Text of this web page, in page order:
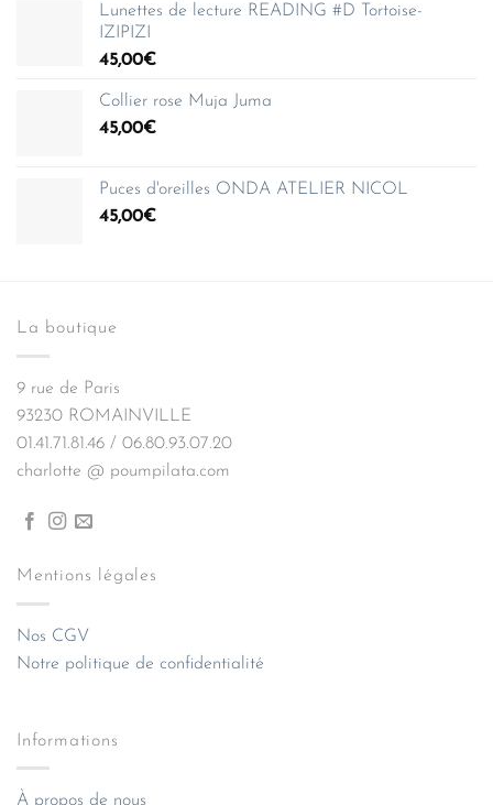
Lunettes de lecture READING #D Tortoise-
IZIPIZI
45,00€
Collier rose Muja Juma
45,00€
Puces d'oreilles ONDA ATELIER NICOL
45,00€
La boutique
9 rue de Paris
93230 ROMAINVILLE
01.41.71.81.46 / 06.80.93.07.20
charlotte @ poumpilata.com
Mentions légales
Nos CGV
Notre politique de confidentialité
Informations
À propos de nous